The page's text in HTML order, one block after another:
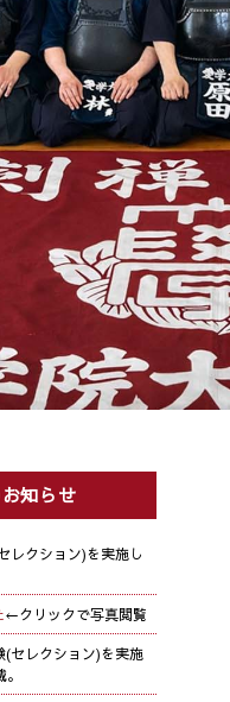
知らせ
レクション)を実施し
←クリックで写真閲覧
セレクション)を実施